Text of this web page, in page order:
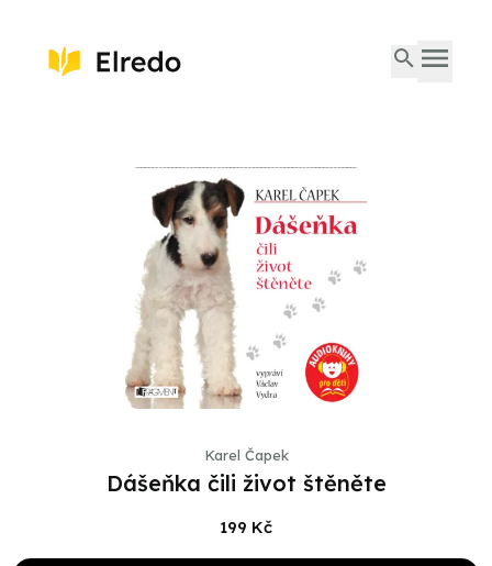
Karel Čapek
Dášeňka čili život štěněte
199 Kč